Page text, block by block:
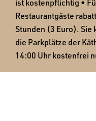
ist kostenpflichtig •
Restaurantgäste
Stunden (3 Euro). Sie
die Parkplätze der
14:00 Uhr kostenfrei